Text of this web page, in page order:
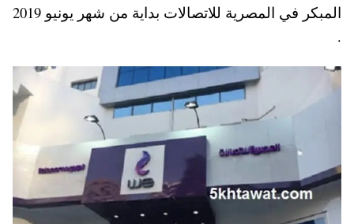
المبكر في المصرية للاتصالات بداية من شهر يونيو 2019
.